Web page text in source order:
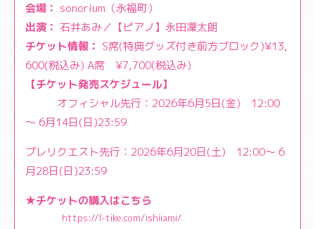
会場： sonorium（永福町）
出演： 石井あみ／【ピアノ】永田凜太朗
チケット情報： S席(特典グッズ付き前方ブロック)¥13,
600(税込み) A席 ¥7,700(税込み)
【チケット発売スケジュール】
オフィシャル先行：2026年6月5日(金) 12:00
～ 6月14日(日)23:59
プレリクエスト先行：2026年6月20日(土) 12:00～ 6
月28日(日)23:59
★チケットの購入はこちら
https://l-tike.com/ishiiami/